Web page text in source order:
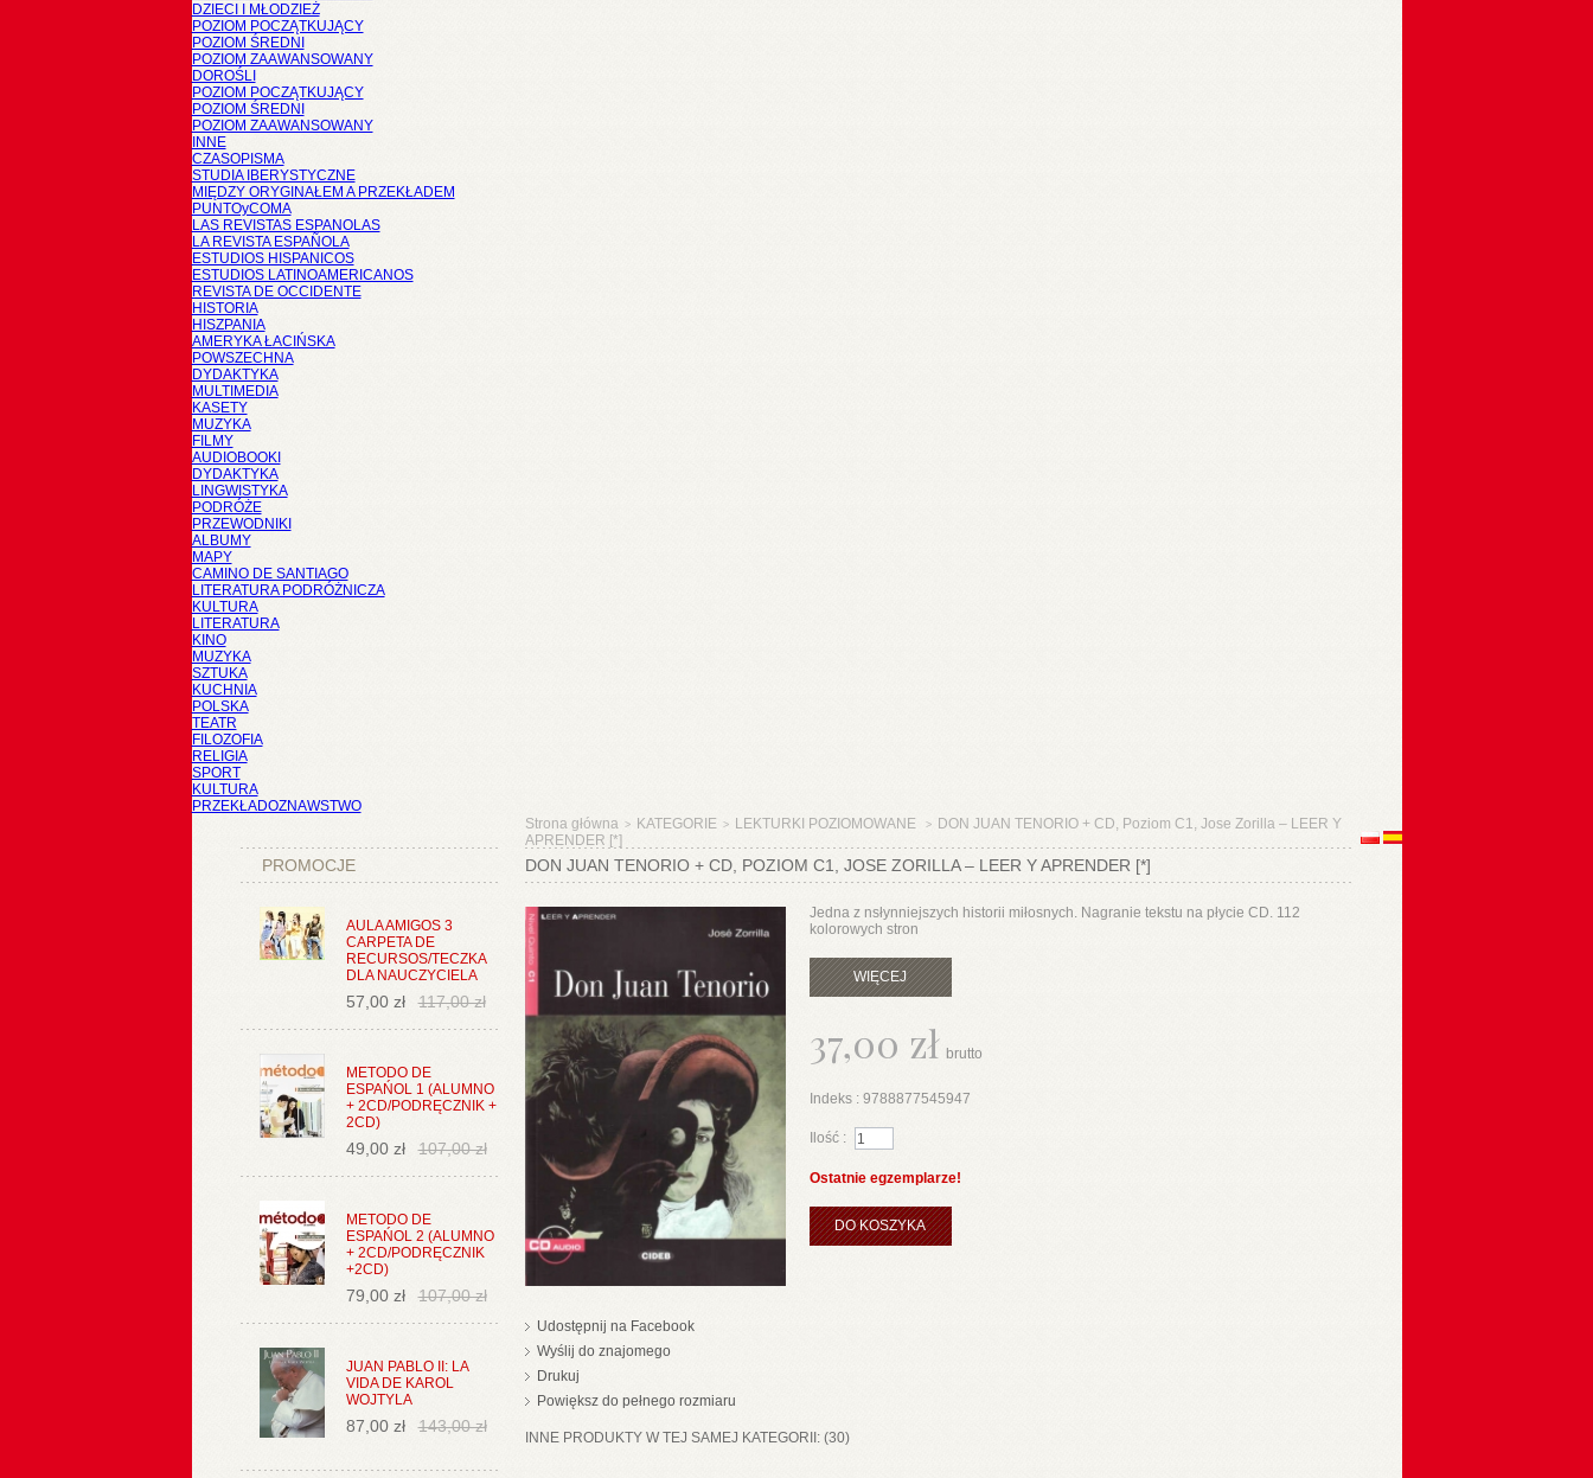
DZIECI I MŁODZIEŻ
POZIOM POCZĄTKUJĄCY
POZIOM ŚREDNI
POZIOM ZAAWANSOWANY
DOROŚLI
POZIOM POCZĄTKUJĄCY
POZIOM ŚREDNI
POZIOM ZAAWANSOWANY
INNE
CZASOPISMA
STUDIA IBERYSTYCZNE
MIĘDZY ORYGINAŁEM A PRZEKŁADEM
PUNTOyCOMA
LAS REVISTAS ESPANOLAS
LA REVISTA ESPAÑOLA
ESTUDIOS HISPANICOS
ESTUDIOS LATINOAMERICANOS
REVISTA DE OCCIDENTE
HISTORIA
HISZPANIA
AMERYKA ŁACIŃSKA
POWSZECHNA
DYDAKTYKA
MULTIMEDIA
KASETY
MUZYKA
FILMY
AUDIOBOOKI
DYDAKTYKA
LINGWISTYKA
PODRÓŻE
PRZEWODNIKI
ALBUMY
MAPY
CAMINO DE SANTIAGO
LITERATURA PODRÓŻNICZA
KULTURA
LITERATURA
KINO
MUZYKA
SZTUKA
KUCHNIA
POLSKA
TEATR
FILOZOFIA
RELIGIA
SPORT
KULTURA
PRZEKŁADOZNAWSTWO
PROMOCJE
AULA AMIGOS 3
CARPETA DE
RECURSOS/TECZKA
DLA NAUCZYCIELA
57,00 zł 117,00 zł
METODO DE
ESPAŃOL 1 (ALUMNO
+ 2CD/PODRĘCZNIK +
2CD)
49,00 zł 107,00 zł
METODO DE
ESPAŃOL 2 (ALUMNO
+ 2CD/PODRĘCZNIK
+2CD)
79,00 zł 107,00 zł
JUAN PABLO II: LA
VIDA DE KAROL
WOJTYLA
87,00 zł 143,00 zł
Strona główna > KATEGORIE > LEKTURKI POZIOMOWANE >
DON JUAN TENORIO + CD, Poziom C1, Jose Zorilla – LEER Y
APRENDER [*]
DON JUAN TENORIO + CD, POZIOM C1, JOSE ZORILLA – LEER Y APRENDER [*]
Udostępnij na Facebook
Wyślij do znajomego
Drukuj
Powiększ do pełnego rozmiaru
Jedna z nsłynniejszych historii miłosnych. Nagranie tekstu na płycie CD. 112
kolorowych stron
WIĘCEJ
37,00 zł brutto
Indeks : 9788877545947
Ilość :
Ostatnie egzemplarze!
DO KOSZYKA
INNE PRODUKTY W TEJ SAMEJ KATEGORII: (30)